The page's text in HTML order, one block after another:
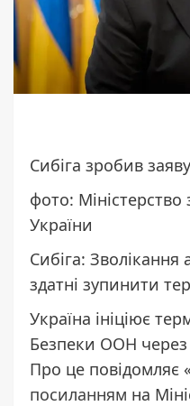
Сибіга зробив
фото:
України
Сибіга: Зволікання
здатні зупинити
Україна ініціює
Безпеки ООН через
Про це повідомляє
посиланням на